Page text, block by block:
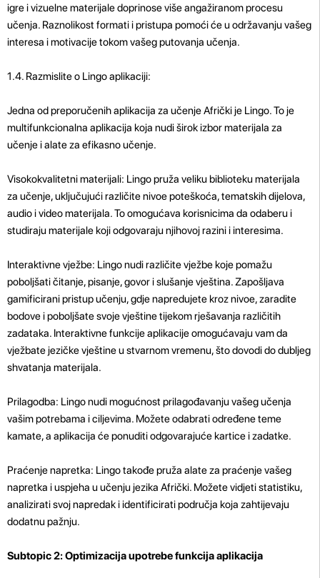
igre i vizuelne materijale doprinose više angažiranom procesu
učenja. Raznolikost formati i pristupa pomoći će u održavanju vašeg
interesa i motivacije tokom vašeg putovanja učenja.
1.4. Razmislite o Lingo aplikaciji:
Jedna od preporučenih aplikacija za učenje Afrički je Lingo. To je
multifunkcionalna aplikacija koja nudi širok izbor materijala za
učenje i alate za efikasno učenje.
Visokokvalitetni materijali: Lingo pruža veliku biblioteku materijala
za učenje, uključujući različite nivoe poteškoća, tematskih dijelova,
audio i video materijala. To omogućava korisnicima da odaberu i
studiraju materijale koji odgovaraju njihovoj razini i interesima.
Interaktivne vježbe: Lingo nudi različite vježbe koje pomažu
poboljšati čitanje, pisanje, govor i slušanje vještina. Zapošljava
gamificirani pristup učenju, gdje napredujete kroz nivoe, zaradite
bodove i poboljšate svoje vještine tijekom rješavanja različitih
zadataka. Interaktivne funkcije aplikacije omogućavaju vam da
vježbate jezičke vještine u stvarnom vremenu, što dovodi do dubljeg
shvatanja materijala.
Prilagodba: Lingo nudi mogućnost prilagođavanju vašeg učenja
vašim potrebama i ciljevima. Možete odabrati određene teme
kamate, a aplikacija će ponuditi odgovarajuće kartice i zadatke.
Praćenje napretka: Lingo takođe pruža alate za praćenje vašeg
napretka i uspjeha u učenju jezika Afrički. Možete vidjeti statistiku,
analizirati svoj napredak i identificirati područja koja zahtijevaju
dodatnu pažnju.
Subtopic 2: Optimizacija upotrebe funkcija aplikacija